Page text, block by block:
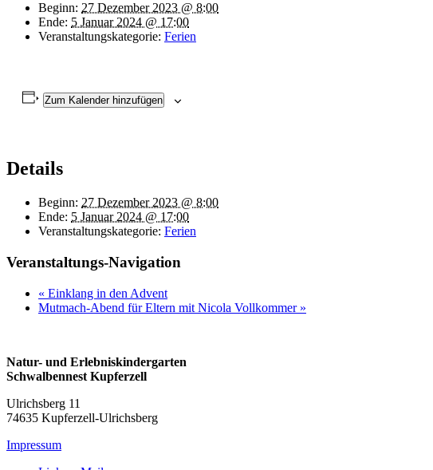
Beginn: 27 Dezember 2023 @ 8:00
Ende: 5 Januar 2024 @ 17:00
Veranstaltungskategorie: Ferien
Zum Kalender hinzufügen
Details
Beginn: 27 Dezember 2023 @ 8:00
Ende: 5 Januar 2024 @ 17:00
Veranstaltungskategorie: Ferien
Veranstaltungs-Navigation
« Einklang in den Advent
Mutmach-Abend für Eltern mit Nicola Vollkommer »
Natur- und Erlebniskindergarten
Schwalbennest Kupferzell
Ulrichsberg 11
74635 Kupferzell-Ulrichsberg
Impressum